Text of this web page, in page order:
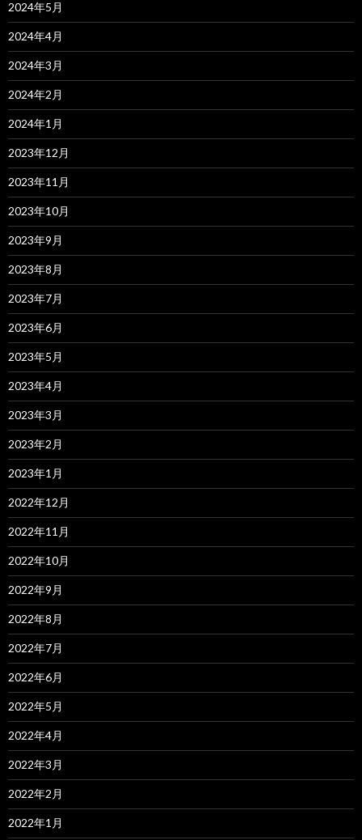
2024年5月
2024年4月
2024年3月
2024年2月
2024年1月
2023年12月
2023年11月
2023年10月
2023年9月
2023年8月
2023年7月
2023年6月
2023年5月
2023年4月
2023年3月
2023年2月
2023年1月
2022年12月
2022年11月
2022年10月
2022年9月
2022年8月
2022年7月
2022年6月
2022年5月
2022年4月
2022年3月
2022年2月
2022年1月